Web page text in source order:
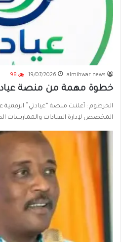
almihwar news
19/07/2026
98
خطوة مهمة من منصة
الخرطوم : أعلنت منصة “عيادتي” الرقمية
المخصص لإدارة العيادات والممارسات